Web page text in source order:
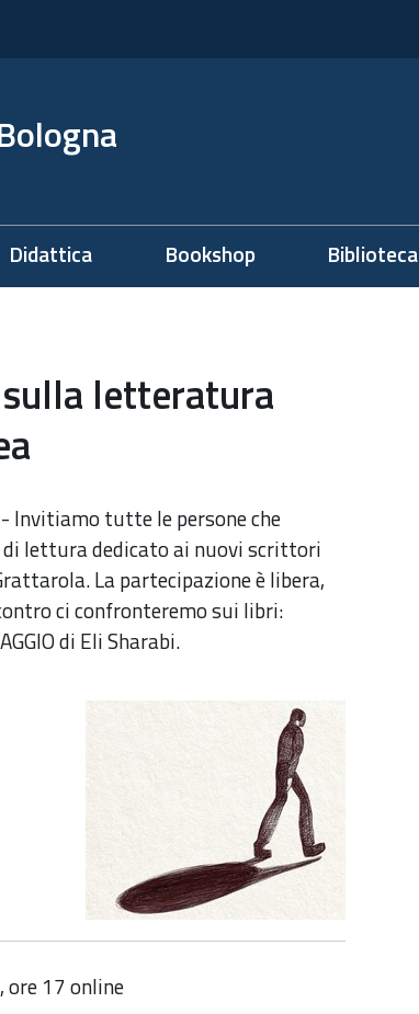
Didattica Bookshop Biblioteca
letteratura
Invitiamo tutte le persone che
di lettura dedicato ai nuovi scrittori
La partecipazione è libera,
ci confronteremo sui libri:
di Eli Sharabi.
17 online